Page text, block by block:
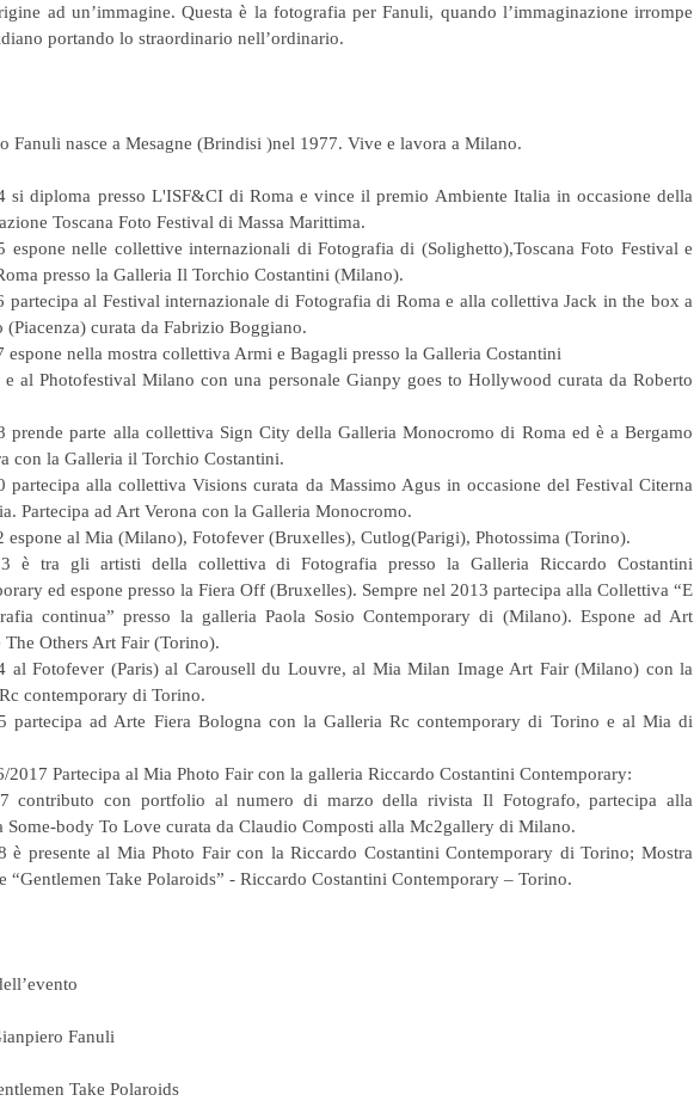
ad un’immagine. Questa è la fotografia per Fanuli, quando l’immaginazione irrompe
portando lo straordinario nell’ordinario.
Fanuli nasce a Mesagne (Brindisi )nel 1977. Vive e lavora a Milano.
si diploma presso L'ISF&CI di Roma e vince il premio Ambiente Italia in occasione della
Toscana Foto Festival di Massa Marittima.
espone nelle collettive internazionali di Fotografia di (Solighetto),Toscana Foto Festival e
presso la Galleria Il Torchio Costantini (Milano).
partecipa al Festival internazionale di Fotografia di Roma e alla collettiva Jack in the box a
(Piacenza) curata da Fabrizio Boggiano.
espone nella mostra collettiva Armi e Bagagli presso la Galleria Costantini
al Photofestival Milano con una personale Gianpy goes to Hollywood curata da Roberto
prende parte alla collettiva Sign City della Galleria Monocromo di Roma ed è a Bergamo
con la Galleria il Torchio Costantini.
partecipa alla collettiva Visions curata da Massimo Agus in occasione del Festival Citerna
Partecipa ad Art Verona con la Galleria Monocromo.
espone al Mia (Milano), Fotofever (Bruxelles), Cutlog(Parigi), Photossima (Torino).
è tra gli artisti della collettiva di Fotografia presso la Galleria Riccardo Costantini
ed espone presso la Fiera Off (Bruxelles). Sempre nel 2013 partecipa alla Collettiva “E
continua” presso la galleria Paola Sosio Contemporary di (Milano). Espone ad Art
The Others Art Fair (Torino).
al Fotofever (Paris) al Carousell du Louvre, al Mia Milan Image Art Fair (Milano) con la
contemporary di Torino.
partecipa ad Arte Fiera Bologna con la Galleria Rc contemporary di Torino e al Mia di
2017 Partecipa al Mia Photo Fair con la galleria Riccardo Costantini Contemporary:
contributo con portfolio al numero di marzo della rivista Il Fotografo, partecipa alla
Some-body To Love curata da Claudio Composti alla Mc2gallery di Milano.
è presente al Mia Photo Fair con la Riccardo Costantini Contemporary di Torino; Mostra
“Gentlemen Take Polaroids” - Riccardo Costantini Contemporary – Torino.
Fanuli
Take Polaroids